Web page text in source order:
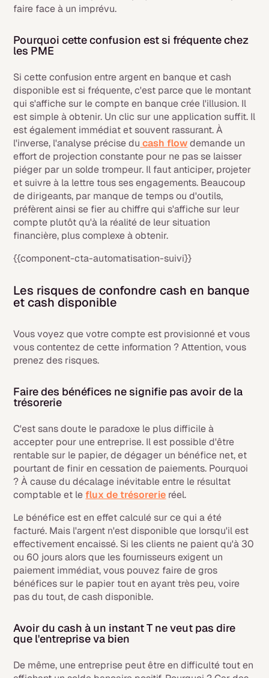
faire face à un imprévu.
Pourquoi cette confusion est si fréquente chez
les PME
Si cette confusion entre argent en banque et cash
disponible est si fréquente, c'est parce que le montant
qui s'affiche sur le compte en banque crée l'illusion. Il
est simple à obtenir. Un clic sur une application suffit. Il
est également immédiat et souvent rassurant. À
l'inverse, l'analyse précise du cash flowdemande un
effort de projection constante pour ne pas se laisser
piéger par un solde trompeur. Il faut anticiper, projeter
et suivre à la lettre tous ses engagements. Beaucoup
de dirigeants, par manque de temps ou d'outils,
préfèrent ainsi se fier au chiffre qui s'affiche sur leur
compte plutôt qu'à la réalité de leur situation
financière, plus complexe à obtenir.
{{component-cta-automatisation-suivi}}
Les risques de confondre cash en banque
et cash disponible
Vous voyez que votre compte est provisionné et vous
vous contentez de cette information ? Attention, vous
prenez des risques.
Faire des bénéfices ne signifie pas avoir de la
trésorerie
C'est sans doute le paradoxe le plus difficile à
accepter pour une entreprise. Il est possible d'être
rentable sur le papier, de dégager un bénéfice net, et
pourtant de finir en cessation de paiements. Pourquoi
? À cause du décalage inévitable entre le résultat
comptable et leflux de trésorerie réel.
Le bénéfice est en effet calculé sur ce qui a été
facturé. Mais l'argent n'est disponible que lorsqu'il est
effectivement encaissé. Si les clients ne paient qu'à 30
ou 60 jours alors que les fournisseurs exigent un
paiement immédiat, vous pouvez faire de gros
bénéfices sur le papier tout en ayant très peu, voire
pas du tout, de cash disponible.
Avoir du cash à un instant T ne veut pas dire
que l'entreprise va bien
De même, une entreprise peut être en difficulté tout en